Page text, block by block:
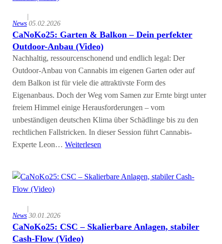
News
|
05.02.2026
CaNoKo25: Garten & Balkon – Dein perfekter
Outdoor-Anbau (Video)
Nachhaltig, ressourcenschonend und endlich legal: Der
Outdoor-Anbau von Cannabis im eigenen Garten oder auf
dem Balkon ist für viele die attraktivste Form des
Eigenanbaus. Doch der Weg vom Samen zur Ernte birgt unter
freiem Himmel einige Herausforderungen – vom
unbeständigen deutschen Klima über Schädlinge bis zu den
rechtlichen Fallstricken. In dieser Session führt Cannabis-
Experte Leon…Weiterlesen
News
|
30.01.2026
CaNoKo25: CSC – Skalierbare Anlagen, stabiler
Cash-Flow (Video)